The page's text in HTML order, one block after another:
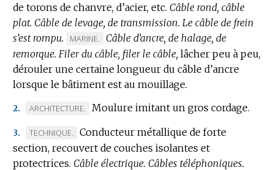
de torons de chanvre, d’acier, etc. Câble rond, câble
plat. Câble de levage, de transmission. Le câble de frein
s’est rompu.
MARQUE
DE
DOMAINE
:
MARINE.
Câble d’ancre, de halage, de
remorque. Filer du câble, filer le câble, lâcher peu à peu,
dérouler une certaine longueur du câble d’ancre
lorsque le bâtiment est au mouillage.
2.
MARQUE
DOMAINE
:
ARCHITECTURE. Moulure imitant un gros cordage.
3.
MARQUE
DE
DOMAINE
TECHNIQUE.
Conducteur métallique de forte
section, recouvert de couches isolantes et
protectrices. Câble électrique. Câbles téléphoniques.